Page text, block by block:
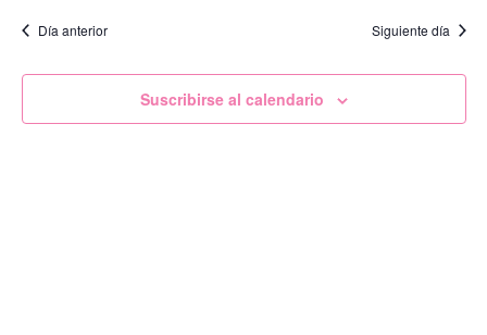
y
vistas
de
Día anterior Siguiente día
Suscribirse al calendario